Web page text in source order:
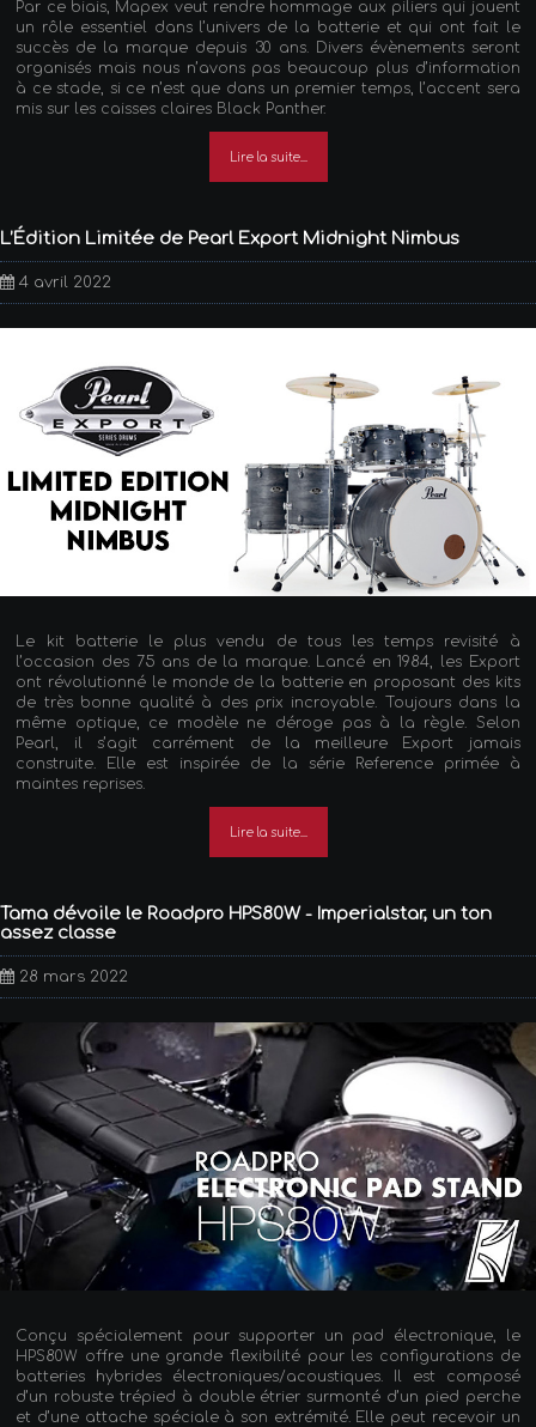
Par ce biais, Mapex veut rendre hommage aux piliers qui jouent
un rôle essentiel dans l’univers de la batterie et qui ont fait le
succès de la marque depuis 30 ans. Divers évènements seront
organisés mais nous n’avons pas beaucoup plus d’information
à ce stade, si ce n’est que dans un premier temps, l’accent sera
mis sur les caisses claires Black Panther.
Lire la suite...
L’Édition Limitée de Pearl Export Midnight Nimbus
4 avril 2022
Le kit batterie le plus vendu de tous les temps revisité à
l’occasion des 75 ans de la marque. Lancé en 1984, les Export
ont révolutionné le monde de la batterie en proposant des kits
de très bonne qualité à des prix incroyable. Toujours dans la
même optique, ce modèle ne déroge pas à la règle. Selon
Pearl, il s’agit carrément de la meilleure Export jamais
construite. Elle est inspirée de la série Reference primée à
maintes reprises.
Lire la suite...
Tama dévoile le Roadpro HPS80W - Imperialstar, un ton
assez classe
28 mars 2022
Conçu spécialement pour supporter un pad électronique, le
HPS80W offre une grande flexibilité pour les configurations de
batteries hybrides électroniques/acoustiques. Il est composé
d’un robuste trépied à double étrier surmonté d’un pied perche
et d’une attache spéciale à son extrémité. Elle peut recevoir un